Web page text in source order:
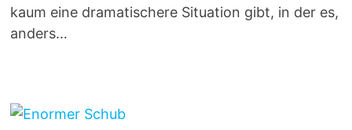
kaum eine dramatischere Situation gibt, in der es,
anders…